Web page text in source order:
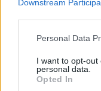
Downstream
Please note that this
not limited to your
grant or deny
use your data for
Personal Data
I want to opt-
personal data.
Opted In
Madame
¿Quién no ha